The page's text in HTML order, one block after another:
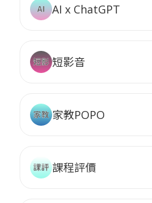
AI x ChatGPT
短影音
家教POPO
課程評價